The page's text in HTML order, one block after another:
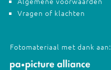
Vragen of klachten
Fotomateriaal met dank aan: